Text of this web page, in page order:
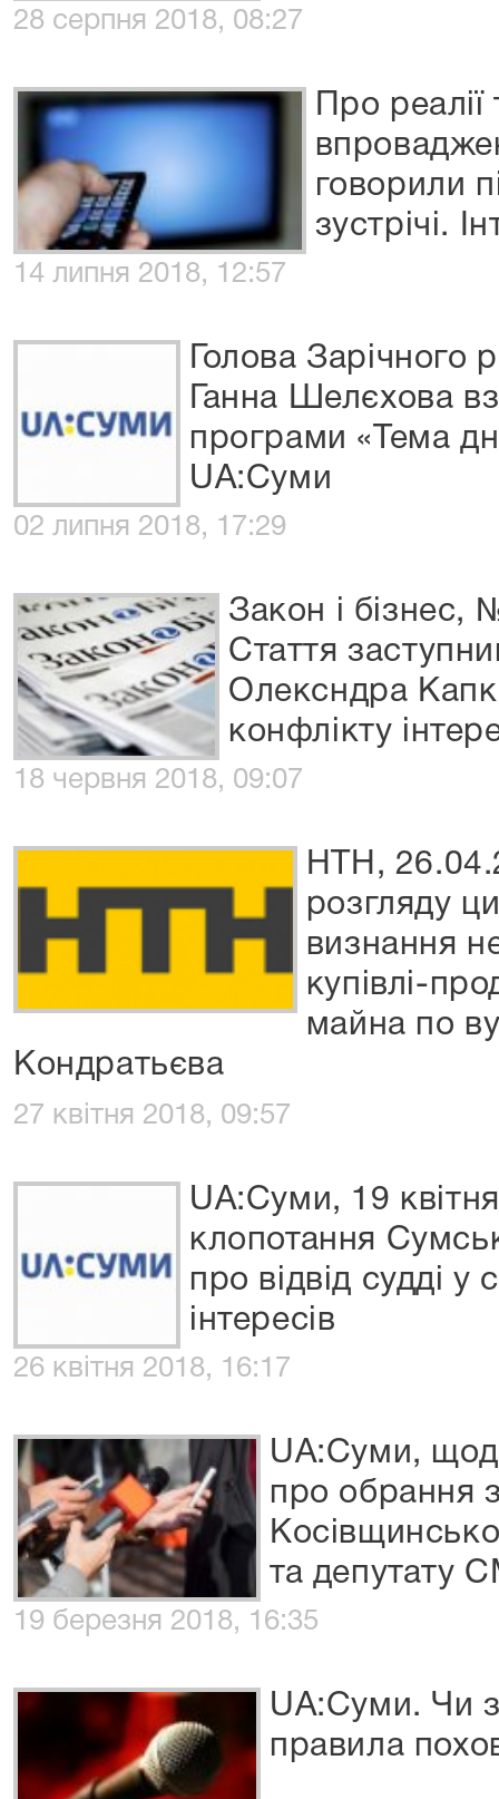
28 серпня 2018, 08:27
Про
говорили
зустрічі.
14 липня 2018, 12:57
Голова
Ганна Шелєхова
програми «Тема
UA:Суми
02 липня 2018, 17:29
Закон і бізнес,
Стаття
Олексндра
конфлікту
18 червня 2018, 09:07
НТН,
розгляду
визнання
купівлі-
майна по
Кондратьєва
27 квітня 2018, 09:57
UA:Суми, 19
клопотання
про відвід судді
інтересів
26 квітня 2018, 16:17
UA:Суми,
про обрання
та депутату
19 березня 2018, 16:35
UA:Суми. Чи
правила